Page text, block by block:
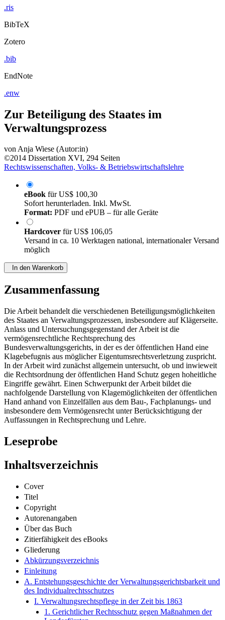
.ris
BibTeX
Zotero
.bib
EndNote
.enw
Zur Beteiligung des Staates im
Verwaltungsprozess
vonAnja Wiese (Autor:in)
©2014 Dissertation XVI, 294 Seiten
Rechtswissenschaften, Volks- & Betriebswirtschaftslehre
eBook fürUS$ 100,30
Sofort herunterladen. Inkl. MwSt.
Format: PDF und ePUB – für alle Geräte
Hardcover fürUS$ 106,05
Versand in ca. 10 Werktagen national, internationaler Versand
möglich
In den Warenkorb
Zusammenfassung
Die Arbeit behandelt die verschiedenen Beteiligungsmöglichkeiten
des Staates an Verwaltungsprozessen, insbesondere auf Klägerseite.
Anlass und Untersuchungsgegenstand der Arbeit ist die
vermögensrechtliche Rechtsprechung des
Bundesverwaltungsgerichts, in der es der öffentlichen Hand eine
Klagebefugnis aus möglicher Eigentumsrechtsverletzung zuspricht.
In der Arbeit wird zunächst allgemein untersucht, ob und inwieweit
die Rechtsordnung der öffentlichen Hand Schutz gegen hoheitliche
Eingriffe gewährt. Einen Schwerpunkt der Arbeit bildet die
nachfolgende Darstellung von Klagemöglichkeiten der öffentlichen
Hand anhand von Einzelfällen aus dem Bau-, Fachplanungs- und
insbesondere dem Vermögensrecht unter Berücksichtigung der
Auffassungen in Rechtsprechung und Lehre.
Leseprobe
Inhaltsverzeichnis
Cover
Titel
Copyright
Autorenangaben
Über das Buch
Zitierfähigkeit des eBooks
Gliederung
Abkürzungsverzeichnis
Einleitung
A. Entstehungsgeschichte der Verwaltungsgerichtsbarkeit und
des Individualrechtsschutzes
I. Verwaltungsrechtspflege in der Zeit bis 1863
1. Gerichtlicher Rechtsschutz gegen Maßnahmen der